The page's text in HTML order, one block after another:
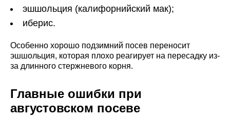
эшшольция (калифорнийский мак);
иберис.
Особенно хорошо подзимний посев переносит
эшшольция, которая плохо реагирует на пересадку из-
за длинного стержневого корня.
Главные ошибки при
августовском посеве